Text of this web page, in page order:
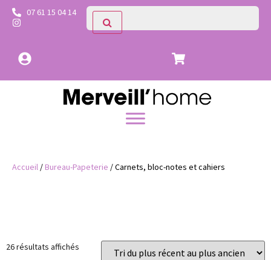
07 61 15 04 14
Accueil /Bureau-Papeterie / Carnets, bloc-notes et cahiers
26 résultats affichés